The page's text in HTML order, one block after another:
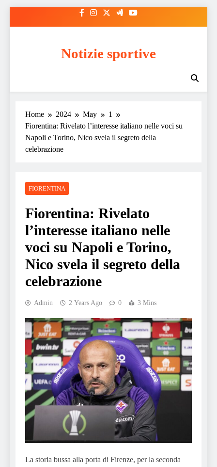
Notizie sportive
Home 2024 May
1
Fiorentina: Rivelato l’interesse italiano nelle voci su
Napoli e Torino, Nico svela il segreto della
celebrazione
FIORENTINA
Fiorentina: Rivelato
l’interesse italiano nelle
voci su Napoli e Torino,
Nico svela il segreto della
celebrazione
Admin 2 Years Ago 0 3 Mins
La storia bussa alla porta di Firenze, per la seconda